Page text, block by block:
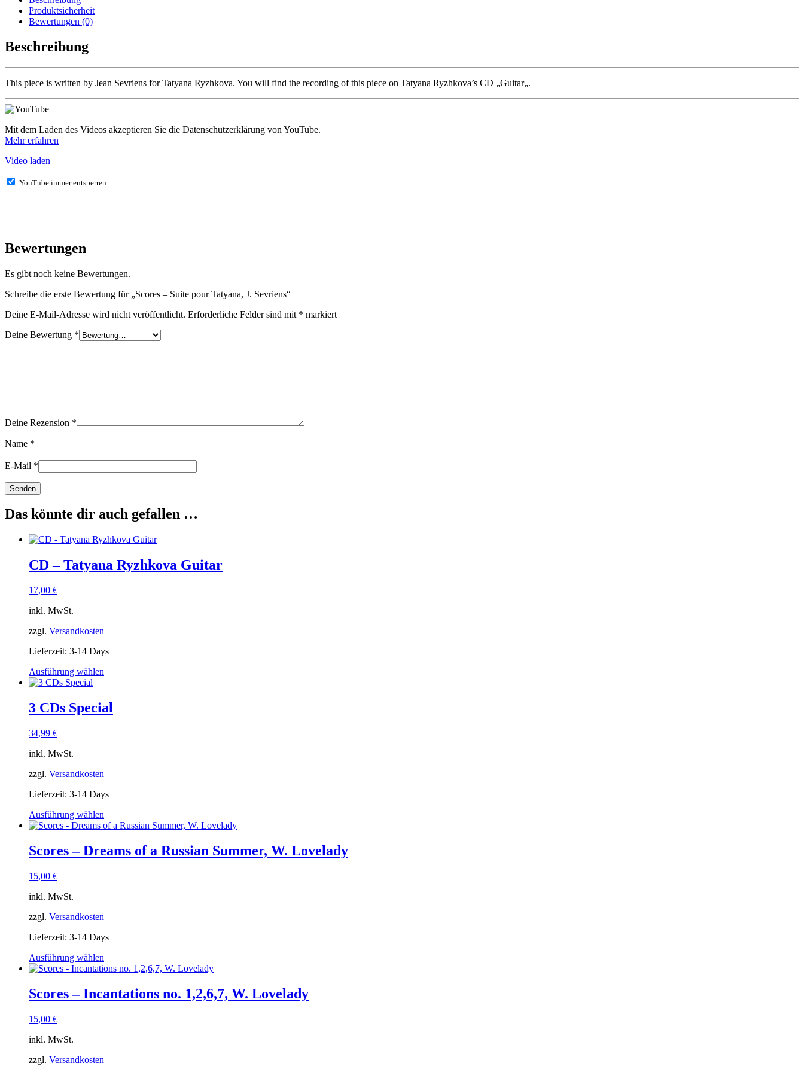
Sevriens
Menge
Produktsicherheit
Bewertungen (0)
Beschreibung
This piece is written by Jean Sevriens for Tatyana Ryzhkova. You will find the recording of this piece on Tatyana Ryzhkova’s CD „Guitar„.
Mit dem Laden des Videos akzeptieren Sie die Datenschutzerklärung von YouTube.
Mehr erfahren
Video laden
YouTube immer entsperren
Bewertungen
Es gibt noch keine Bewertungen.
Schreibe die erste Bewertung für „Scores – Suite pour Tatyana, J. Sevriens“
Deine E-Mail-Adresse wird nicht veröffentlicht. Erforderliche Felder sind mit * markiert
Deine Bewertung *
Deine Rezension *
Name *
E-Mail *
Das könnte dir auch gefallen …
CD – Tatyana Ryzhkova Guitar
17,00 €
inkl. MwSt.
zzgl. Versandkosten
Lieferzeit: 3-14 Days
Ausführung wählen
mehrere
Varianten
der
gewählt
3 CDs Special
34,99 €
inkl. MwSt.
zzgl. Versandkosten
Lieferzeit: 3-14 Days
Ausführung wählen
Produkt
Varianten
der
gewählt
Scores – Dreams of a Russian Summer, W. Lovelady
15,00 €
inkl. MwSt.
zzgl. Versandkosten
Lieferzeit: 3-14 Days
Ausführung wählen
Produkt
mehrere
Varianten
der
Scores – Incantations no. 1,2,6,7, W. Lovelady
15,00 €
inkl. MwSt.
zzgl. Versandkosten